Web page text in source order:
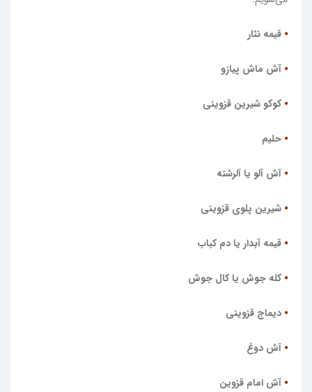
⦁ قیمه نثار
⦁ آش ماش پیازو
⦁ کوکو شیرین قزوینی
⦁ حلیم
⦁ آش آلو یا آلرشته
⦁ شیرین پلوی قزوینی
⦁ قیمه آبدار یا دم کباب
⦁ کله جوش یا کال جوش
⦁ دیماج قزوینی
⦁ آش دوغ
⦁ آش امام قزوین